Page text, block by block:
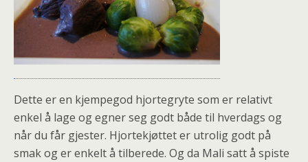
Dette er en kjempegod hjortegryte som er relativt
enkel å lage og egner seg godt både til hverdags og
når du får gjester. Hjortekjøttet er utrolig godt på
smak og er enkelt å tilberede. Og da Mali satt å spiste